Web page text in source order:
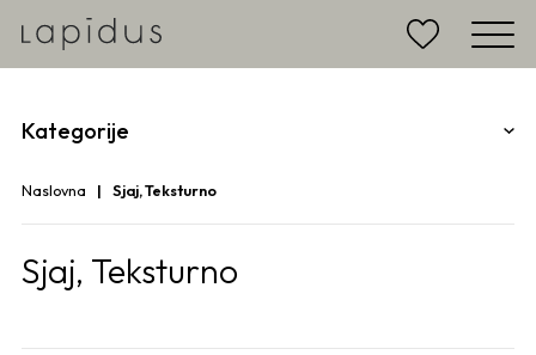
Kategorije
Naslovna Sjaj, Teksturno
Sjaj, Teksturno